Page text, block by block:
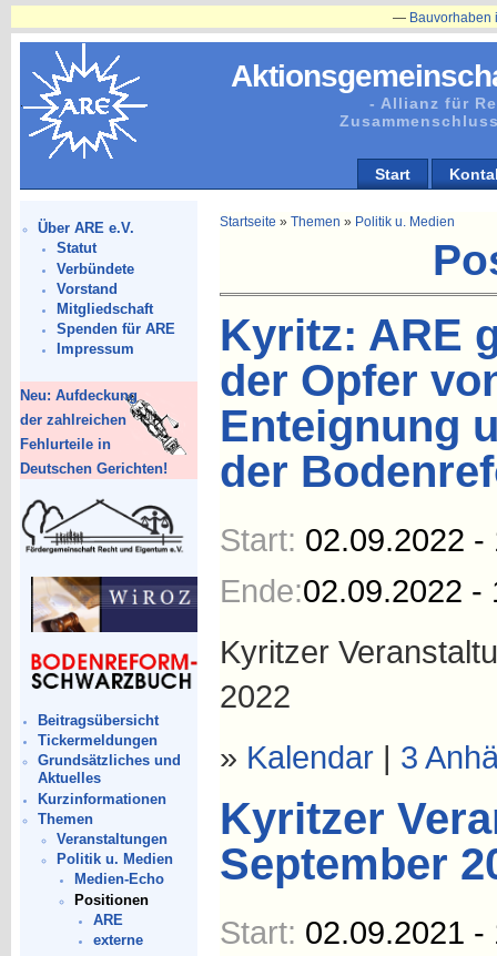
- Allianz für
Start
Über ARE e.V.
Statut
Verbündete
Vorstand
Mitgliedschaft
Spenden für ARE
Impressum
Neu: Aufdeckung
der zahlreichen
Fehlurteile in
Deutschen Gerichten!
Beitragsübersicht
Tickermeldungen
Grundsätzliches und
Aktuelles
Kurzinformationen
Themen
Veranstaltungen
Politik u. Medien
Medien-Echo
Positionen
ARE
externe
Bauvorhaben in Plänitz
Startseite » Themen » Politik u. Medien
Kyritz: ARE
der Opfer
Enteignung
der
Start: 02.09.2022 -
Ende:02.09.2022 -
Kyritzer
2022
» Kalendar| 3
Kyritzer
September
Start: 02.09.2021 -